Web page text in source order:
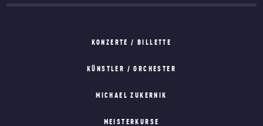
KONZERTE / BILLETTE
KÜNSTLER / ORCHESTER
MICHAEL ZUKERNIK
MEISTERKURSE